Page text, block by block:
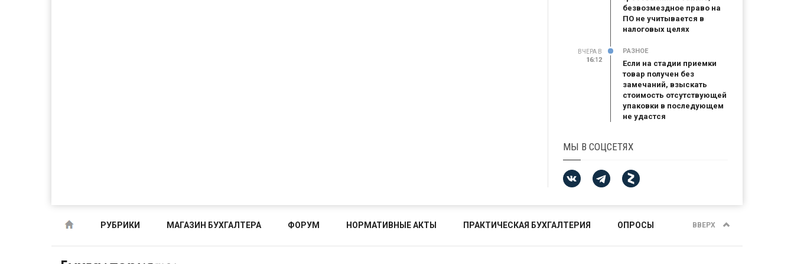
безвозмездное право на
ПО не учитывается в
налоговых целях
ВЧЕРА В
16:12
16:12
РАЗНОЕ
Если на стадии приемки
товар получен без
замечаний, взыскать
стоимость отсутствующей
упаковки в последующем
не удастся
МЫ В СОЦСЕТЯХ
РУБРИКИ МАГАЗИН БУХГАЛТЕРА ФОРУМ НОРМАТИВНЫЕ АКТЫ ПРАКТИЧЕСКАЯ БУХГАЛТЕРИЯ ОПРОСЫ ВВЕРХ